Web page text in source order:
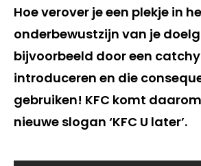
Hoe verover je een plekje in
onderbewustzijn van je
bijvoorbeeld door een
introduceren en die
gebruiken! KFC komt
nieuwe slogan ‘KFC U later’.